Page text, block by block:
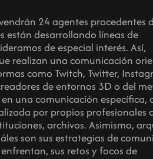
24 agentes procedentes
están desarrollando líneas de
de especial interés. Así,
realizan una comunicación
como Twitch, Twitter,
de entornos 3D o del
una comunicación específica,
por propios profesionales
archivos. Asimismo,
son sus estrategias de
sus retos y focos de